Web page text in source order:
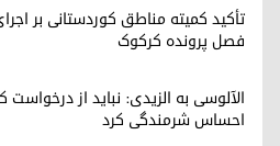
فصل پرونده کرکوک
الآلوسی به الزیدی: نباید از
احساس شرمندگی کرد